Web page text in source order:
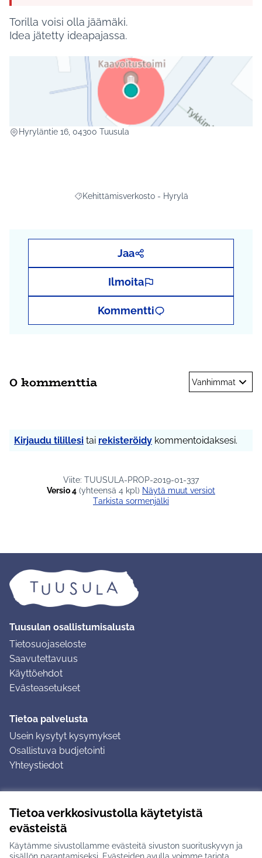
Tietoa verkkosivustolla käytetyistä
evästeistä
Käytämme sivustollamme evästeitä sivuston suorituskyvyn ja
Torilla voisi olla jäämäki.
Idea jätetty ideapajassa.
Hyryläntie 16, 04300 Tuusula
(Ulkoinen linkki)
Rajaa tulokset aihepiirin mukaan:
Kehittämisverkosto - Hyrylä
Jaa
Ilmoita
Kommentti
0 kommenttia Vanhimmat
Kirjaudu tilillesi tai rekisteröidy kommentoidaksesi.
Viite: TUUSULA-PROP-2019-01-337
Versio 4 (yhteensä 4 kpl)
näytä muut versiot
Tarkista sormenjälki
Tuusulan osallistumisalusta
Tietosuojaseloste
Saavutettavuus
Käyttöehdot
Evästeasetukset
Tietoa palvelusta
Usein kysytyt kysymykset
Osallistuva budjetointi
Yhteystiedot
Ohjeet kirjautumiseen
Ohjeet kommentin jättämiseen